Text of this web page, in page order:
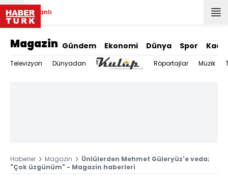
Canlı
Magazin Gündem Ekonomi Dünya Spor
Televizyon Dünyadan Röportajlar Müzik
Haberler Magazin
Ünlülerden Mehmet Güleryüz'e veda;
"Çok üzgünüm" - Magazin haberleri